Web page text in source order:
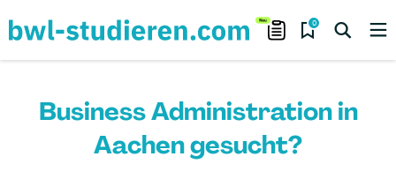
0
Business Administration in
Aachen gesucht?